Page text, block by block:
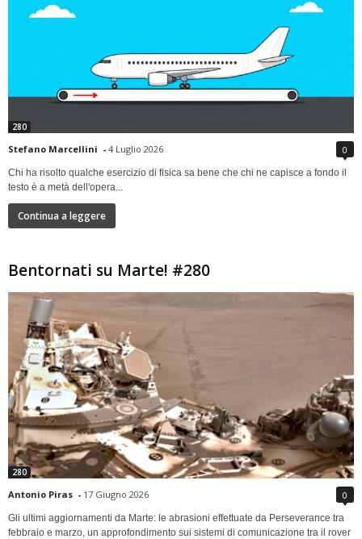
280
Stefano Marcellini - 4 Luglio 2026 0
Chi ha risolto qualche esercizio di fisica sa bene che chi ne capisce a fondo il
testo è a metà dell'opera...
Continua a leggere
Bentornati su Marte! #280
280
Antonio Piras - 17 Giugno 2026 0
Gli ultimi aggiornamenti da Marte: le abrasioni effettuate da Perseverance tra
febbraio e marzo, un approfondimento sui sistemi di comunicazione tra il rover